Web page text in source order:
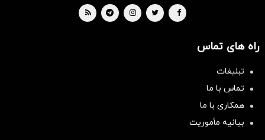
راه های تماس
تبلیغات
تماس با ما
همکاری با ما
بیانیه مأموریت